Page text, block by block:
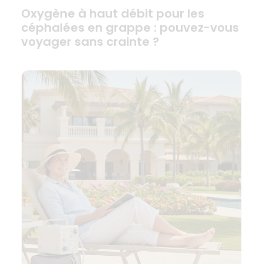
Oxygène à haut débit pour les
céphalées en grappe : pouvez-vous
voyager sans crainte ?